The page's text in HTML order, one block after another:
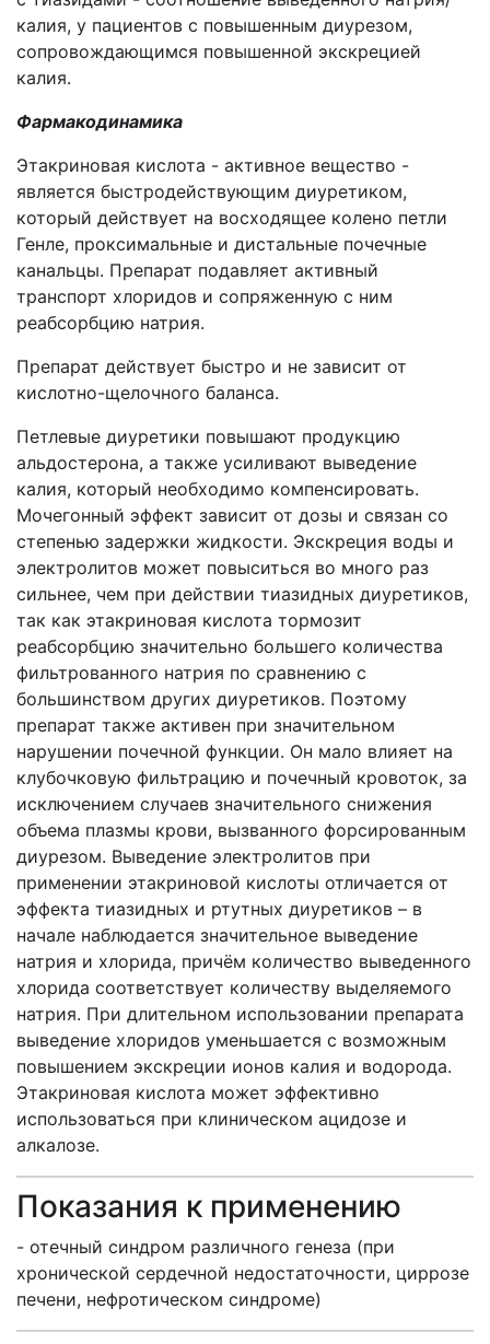
калия, у пациентов с повышенным диурезом,
сопровождающимся повышенной экскрецией
калия.
Фармакодинамика
Этакриновая кислота - активное вещество -
является быстродействующим диуретиком,
который действует на восходящее колено петли
Генле, проксимальные и дистальные почечные
канальцы. Препарат подавляет активный
транспорт хлоридов и сопряженную с ним
реабсорбцию натрия.
Препарат действует быстро и не зависит от
кислотно-щелочного баланса.
Петлевые диуретики повышают продукцию
альдостерона, а также усиливают выведение
калия, который необходимо компенсировать.
Мочегонный эффект зависит от дозы и связан со
степенью задержки жидкости. Экскреция воды и
электролитов может повыситься во много раз
сильнее, чем при действии тиазидных диуретиков,
так как этакриновая кислота тормозит
реабсорбцию значительно большего количества
фильтрованного натрия по сравнению с
большинством других диуретиков. Поэтому
препарат также активен при значительном
нарушении почечной функции. Он мало влияет на
клубочковую фильтрацию и почечный кровоток, за
исключением случаев значительного снижения
объема плазмы крови, вызванного форсированным
диурезом. Выведение электролитов при
применении этакриновой кислоты отличается от
эффекта тиазидных и ртутных диуретиков – в
начале наблюдается значительное выведение
натрия и хлорида, причём количество выведенного
хлорида соответствует количеству выделяемого
натрия. При длительном использовании препарата
выведение хлоридов уменьшается с возможным
повышением экскреции ионов калия и водорода.
Этакриновая кислота может эффективно
использоваться при клиническом ацидозе и
алкалозе.
Показания к применению
- отечный синдром различного генеза (при
хронической сердечной недостаточности, циррозе
печени, нефротическом синдроме)